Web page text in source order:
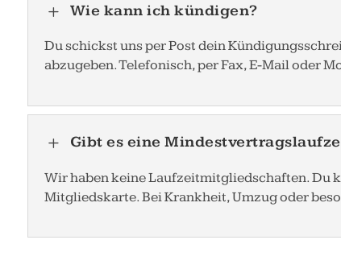
L Wie kann ich kündigen?
Du schickst uns per Post dein
abzugeben. Telefonisch, per Fax, E-Mail oder
L Gibt es eine
Wir haben keine Laufzeitmitgliedschaften. Du
Mitgliedskarte. Bei Krankheit, Umzug oder